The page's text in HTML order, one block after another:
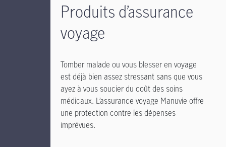
Produits d’assurance
voyage
Tomber malade ou vous blesser en voyage
est déjà bien assez stressant sans que vous
ayez à vous soucier du coût des soins
médicaux. L’assurance voyage Manuvie offre
une protection contre les dépenses
imprévues.